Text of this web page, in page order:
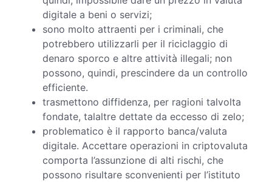
digitale a beni o servizi;
sono molto attraenti per i criminali, che
potrebbero utilizzarli per il riciclaggio di
denaro sporco e altre attività illegali; non
possono, quindi, prescindere da un controllo
efficiente.
trasmettono diffidenza, per ragioni talvolta
fondate, talaltre dettate da eccesso di zelo;
problematico è il rapporto banca/valuta
digitale. Accettare operazioni in criptovaluta
comporta l’assunzione di alti rischi, che
possono risultare sconvenienti per l’istituto